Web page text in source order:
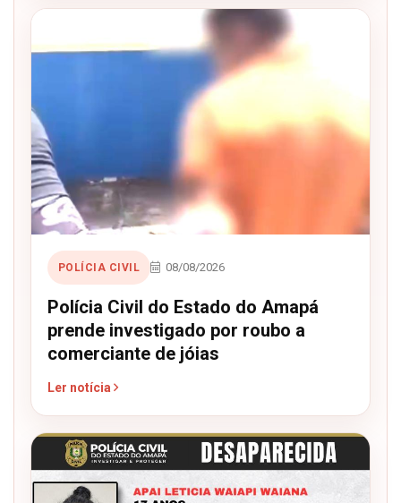
POLÍCIA CIVIL 08/08/2026
Polícia Civil do Estado do Amapá
prende investigado por roubo a
comerciante de jóias
Ler notícia